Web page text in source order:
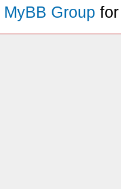
MyBB Group